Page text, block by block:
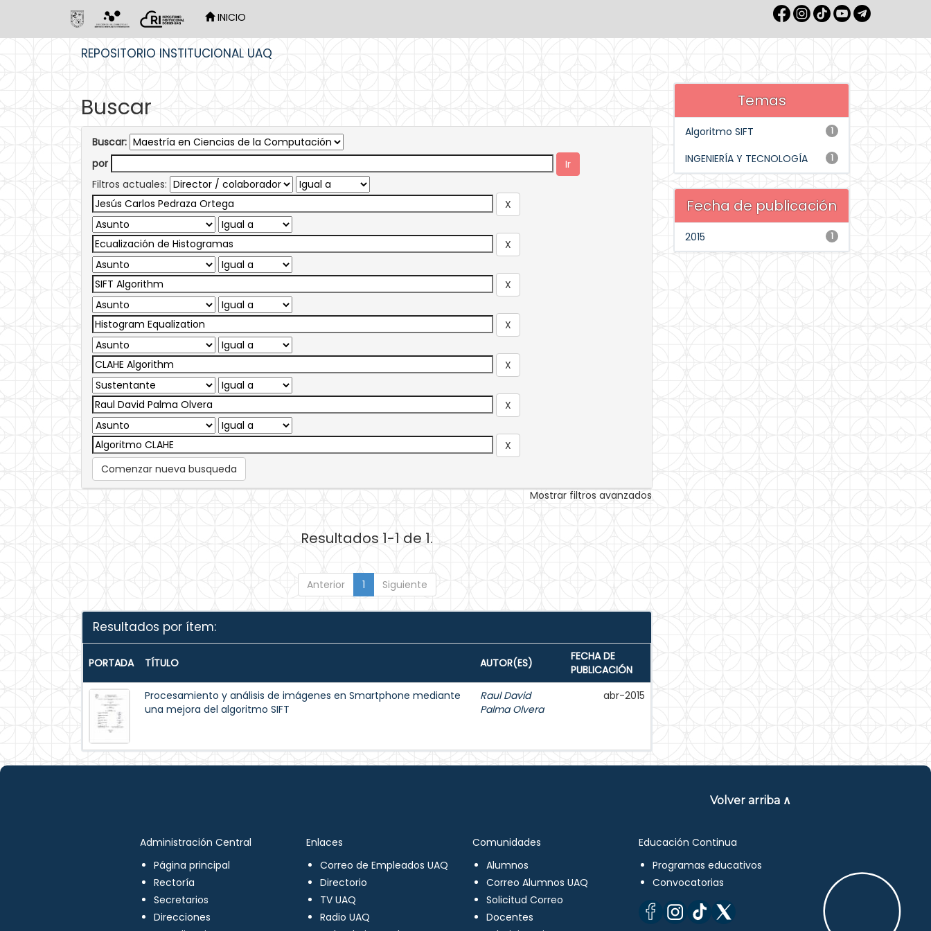
INICIO
REPOSITORIO INSTITUCIONAL UAQ
Buscar
Buscar:
por
Filtros actuales:
Comenzar nueva busqueda
Mostrar filtros avanzados
Resultados 1-1 de 1.
Anterior 1 Siguiente
Resultados por ítem:
PORTADA TÍTULO AUTOR(ES)
FECHA DE
PUBLICACIÓN
Procesamiento y análisis de imágenes en Smartphone mediante
una mejora del algoritmo SIFT
Raul David
Palma Olvera
abr-2015
Temas
1
Algoritmo SIFT
1
INGENIERÍA Y TECNOLOGÍA
Fecha de publicación
1
2015
Volver arriba ∧
Administración Central
Página principal
Rectoría
Secretarios
Direcciones
Enlaces
Correo de Empleados UAQ
Directorio
TV UAQ
Radio UAQ
Comunidades
Alumnos
Correo Alumnos UAQ
Solicitud Correo
Docentes
Educación Continua
Programas educativos
Convocatorias